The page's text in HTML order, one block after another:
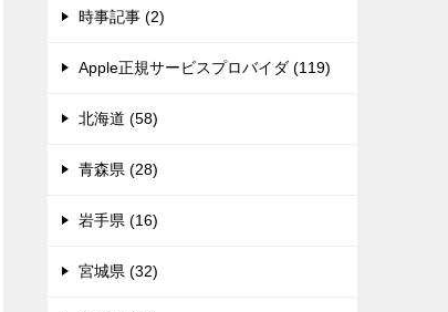
時事記事 (2)
Apple正規サービスプロバイダ (119)
北海道 (58)
青森県 (28)
岩手県 (16)
宮城県 (32)